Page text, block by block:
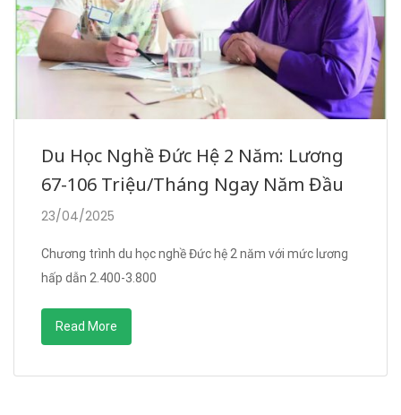
Du Học Nghề Đức Hệ 2 Năm: Lương
67-106 Triệu/Tháng Ngay Năm Đầu
23/04/2025
Chương trình du học nghề Đức hệ 2 năm với mức lương
hấp dẫn 2.400-3.800
Read More